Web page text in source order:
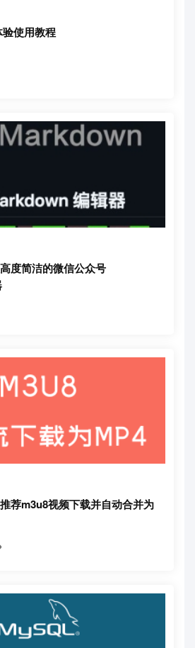
使用教程
度简洁的微信公众号
荐m3u8视频下载并自动合并为